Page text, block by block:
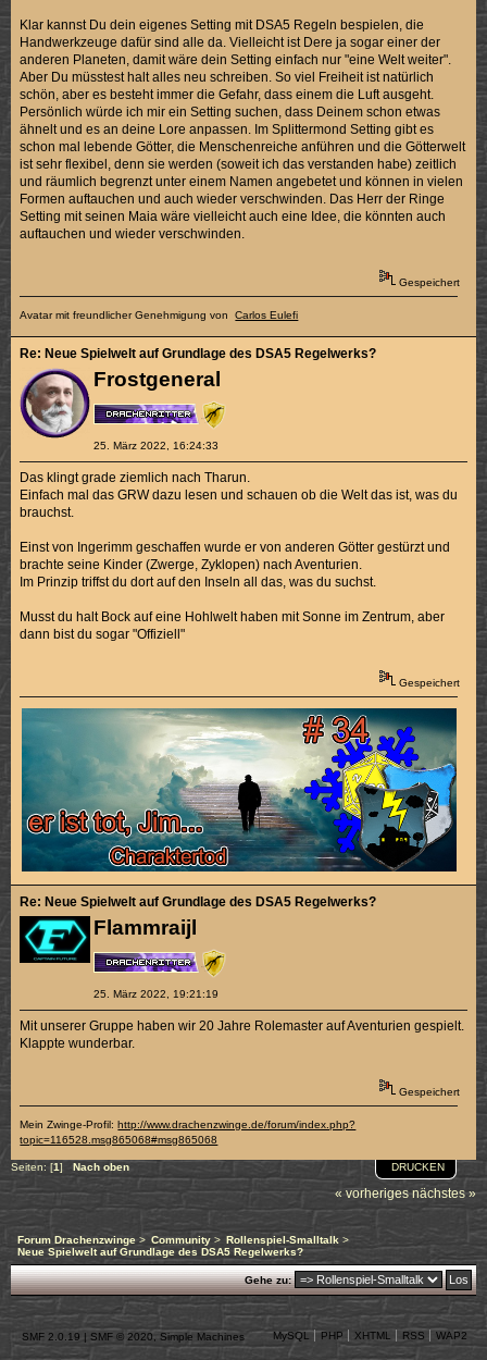
Klar kannst Du dein eigenes Setting mit DSA5 Regeln bespielen, die
Handwerkzeuge dafür sind alle da. Vielleicht ist Dere ja sogar einer der
anderen Planeten, damit wäre dein Setting einfach nur "eine Welt weiter".
Aber Du müsstest halt alles neu schreiben. So viel Freiheit ist natürlich
schön, aber es besteht immer die Gefahr, dass einem die Luft ausgeht.
Persönlich würde ich mir ein Setting suchen, dass Deinem schon etwas
ähnelt und es an deine Lore anpassen. Im Splittermond Setting gibt es
schon mal lebende Götter, die Menschenreiche anführen und die Götterwelt
ist sehr flexibel, denn sie werden (soweit ich das verstanden habe) zeitlich
und räumlich begrenzt unter einem Namen angebetet und können in vielen
Formen auftauchen und auch wieder verschwinden. Das Herr der Ringe
Setting mit seinen Maia wäre vielleicht auch eine Idee, die könnten auch
auftauchen und wieder verschwinden.
Gespeichert
Avatar mit freundlicher Genehmigung vonCarlos Eulefi
Frostgeneral
25. März 2022, 16:24:33
Re: Neue Spielwelt auf Grundlage des DSA5 Regelwerks?
Das klingt grade ziemlich nach Tharun.
Einfach mal das GRW dazu lesen und schauen ob die Welt das ist, was du
brauchst.
Einst von Ingerimm geschaffen wurde er von anderen Götter gestürzt und
brachte seine Kinder (Zwerge, Zyklopen) nach Aventurien.
Im Prinzip triffst du dort auf den Inseln all das, was du suchst.
Musst du halt Bock auf eine Hohlwelt haben mit Sonne im Zentrum, aber
dann bist du sogar "Offiziell"
Gespeichert
Flammraijl
25. März 2022, 19:21:19
Re: Neue Spielwelt auf Grundlage des DSA5 Regelwerks?
Mit unserer Gruppe haben wir 20 Jahre Rolemaster auf Aventurien gespielt.
Klappte wunderbar.
Gespeichert
Mein Zwinge-Profil:http://www.drachenzwinge.de/forum/index.php?
topic=116528.msg865068#msg865068
DRUCKEN
Seiten: [1] Nach oben
« vorheriges nächstes »
Forum Drachenzwinge > Community> Rollenspiel-Smalltalk>
Neue Spielwelt auf Grundlage des DSA5 Regelwerks?
Gehe zu:
SMF 2.0.19 | SMF © 2020 Simple Machines MySQL PHP XHTML RSS WAP2